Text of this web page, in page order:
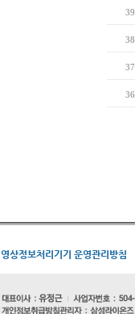
39
38
37
36
영상정보처리기기 운영관리방침